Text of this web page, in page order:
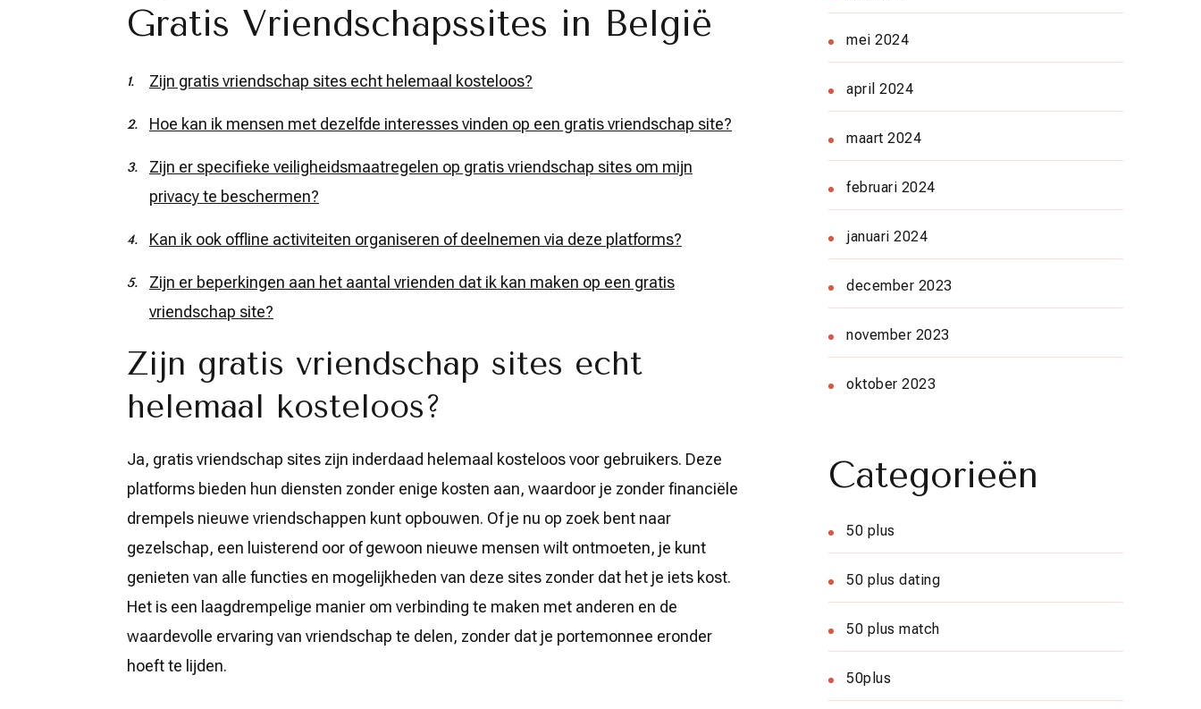
Gratis Vriendschapssites in België
Zijn gratis vriendschap sites echt helemaal kosteloos?
Hoe kan ik mensen met dezelfde interesses vinden op een gratis vriendschap site?
Zijn er specifieke veiligheidsmaatregelen op gratis vriendschap sites om mijn
privacy te beschermen?
Kan ik ook offline activiteiten organiseren of deelnemen via deze platforms?
Zijn er beperkingen aan het aantal vrienden dat ik kan maken op een gratis
vriendschap site?
Zijn gratis vriendschap sites echt
helemaal kosteloos?
Ja, gratis vriendschap sites zijn inderdaad helemaal kosteloos voor gebruikers. Deze
platforms bieden hun diensten zonder enige kosten aan, waardoor je zonder financiële
drempels nieuwe vriendschappen kunt opbouwen. Of je nu op zoek bent naar
gezelschap, een luisterend oor of gewoon nieuwe mensen wilt ontmoeten, je kunt
genieten van alle functies en mogelijkheden van deze sites zonder dat het je iets kost.
Het is een laagdrempelige manier om verbinding te maken met anderen en de
waardevolle ervaring van vriendschap te delen, zonder dat je portemonnee eronder
hoeft te lijden.
mei 2024
april 2024
maart 2024
februari 2024
januari 2024
december 2023
november 2023
oktober 2023
Categorieën
50 plus
50 plus dating
50 plus match
50plus